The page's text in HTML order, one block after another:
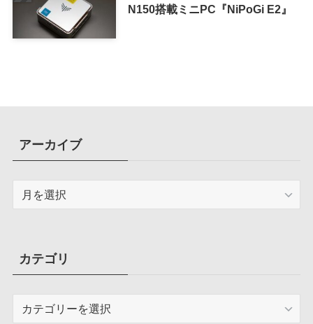
N150搭載ミニPC『NiPoGi E2』
アーカイブ
ブカテゴリ